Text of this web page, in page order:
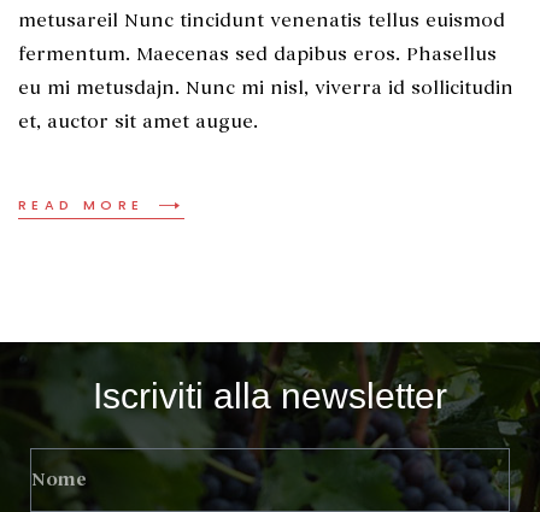
metusareil Nunc tincidunt venenatis tellus euismod
fermentum. Maecenas sed dapibus eros. Phasellus
eu mi metusdajn. Nunc mi nisl, viverra id sollicitudin
et, auctor sit amet augue.
READ MORE
Iscriviti alla newsletter